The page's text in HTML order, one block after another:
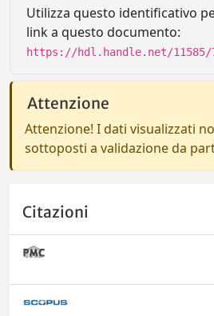
Utilizza questo identificativo
link a questo documento:
https://hdl.handle.net/11585/
Attenzione
Attenzione! I dati visualizzati
sottoposti a validazione da
Citazioni